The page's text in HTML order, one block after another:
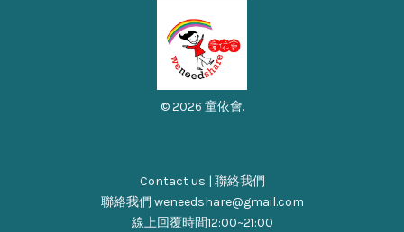
© 2026 童依會.
Contact us | 聯絡我們
聯絡我們 weneedshare@gmail.com
線上回覆時間12:00~21:00